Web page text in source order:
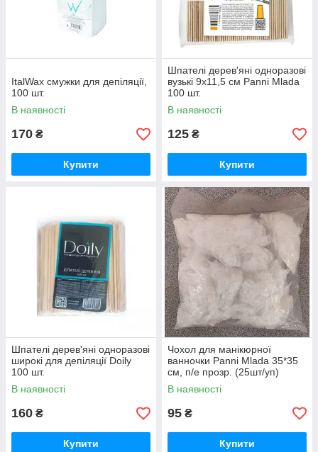
ItalWax смужки для депіляції,
100 шт.
В наявності
170 ₴
Купити
Шпателі дерев'яні одноразові
вузькі 9x11,5 см Panni Mlada
100 шт.
В наявності
125 ₴
Купити
Шпателі дерев'яні одноразові
широкі для депіляції Doily
100 шт.
В наявності
160 ₴
Купити
Чохол для манікюрної
ванночки Panni Mlada 35*35
см, п/е прозр. (25шт/уп)
В наявності
95 ₴
Купити